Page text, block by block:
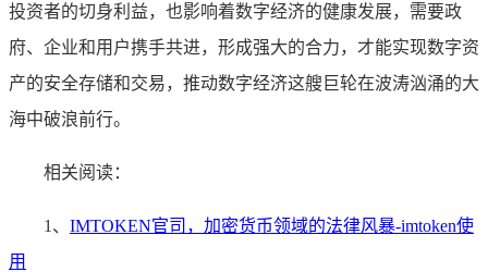
投资者的切身利益，也影响着数字经济的健康发展，需要政
府、企业和用户携手共进，形成强大的合力，才能实现数字资
产的安全存储和交易，推动数字经济这艘巨轮在波涛汹涌的大
海中破浪前行。
相关阅读：
1、 IMTOKEN官司，加密货币领域的法律风暴-imtoken使
用